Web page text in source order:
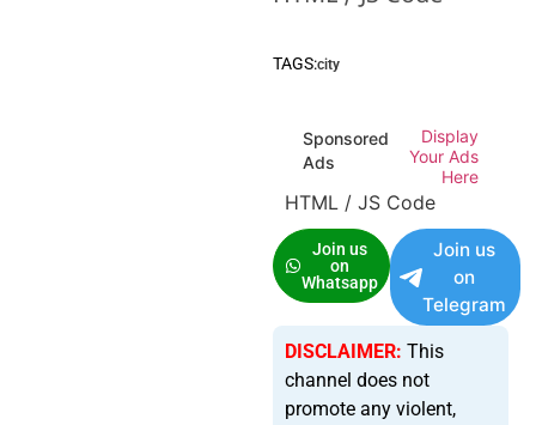
TAGS:city
Sponsored
Ads
Display
Your Ads
Here
HTML / JS Code
Join us
on
Whatsapp
Join us
on
Telegram
DISCLAIMER: This
channel does not
promote any violent,